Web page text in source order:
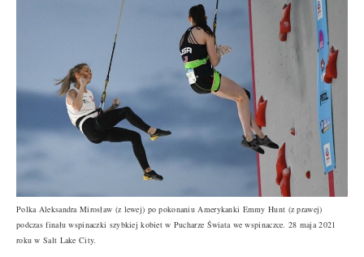
Polka Aleksandra Mirosław (z lewej) po pokonaniu Amerykanki Emmy Hunt (z prawej)
podczas finału wspinaczki szybkiej kobiet w Pucharze Świata we wspinaczce. 28 maja 2021
roku w Salt Lake City.